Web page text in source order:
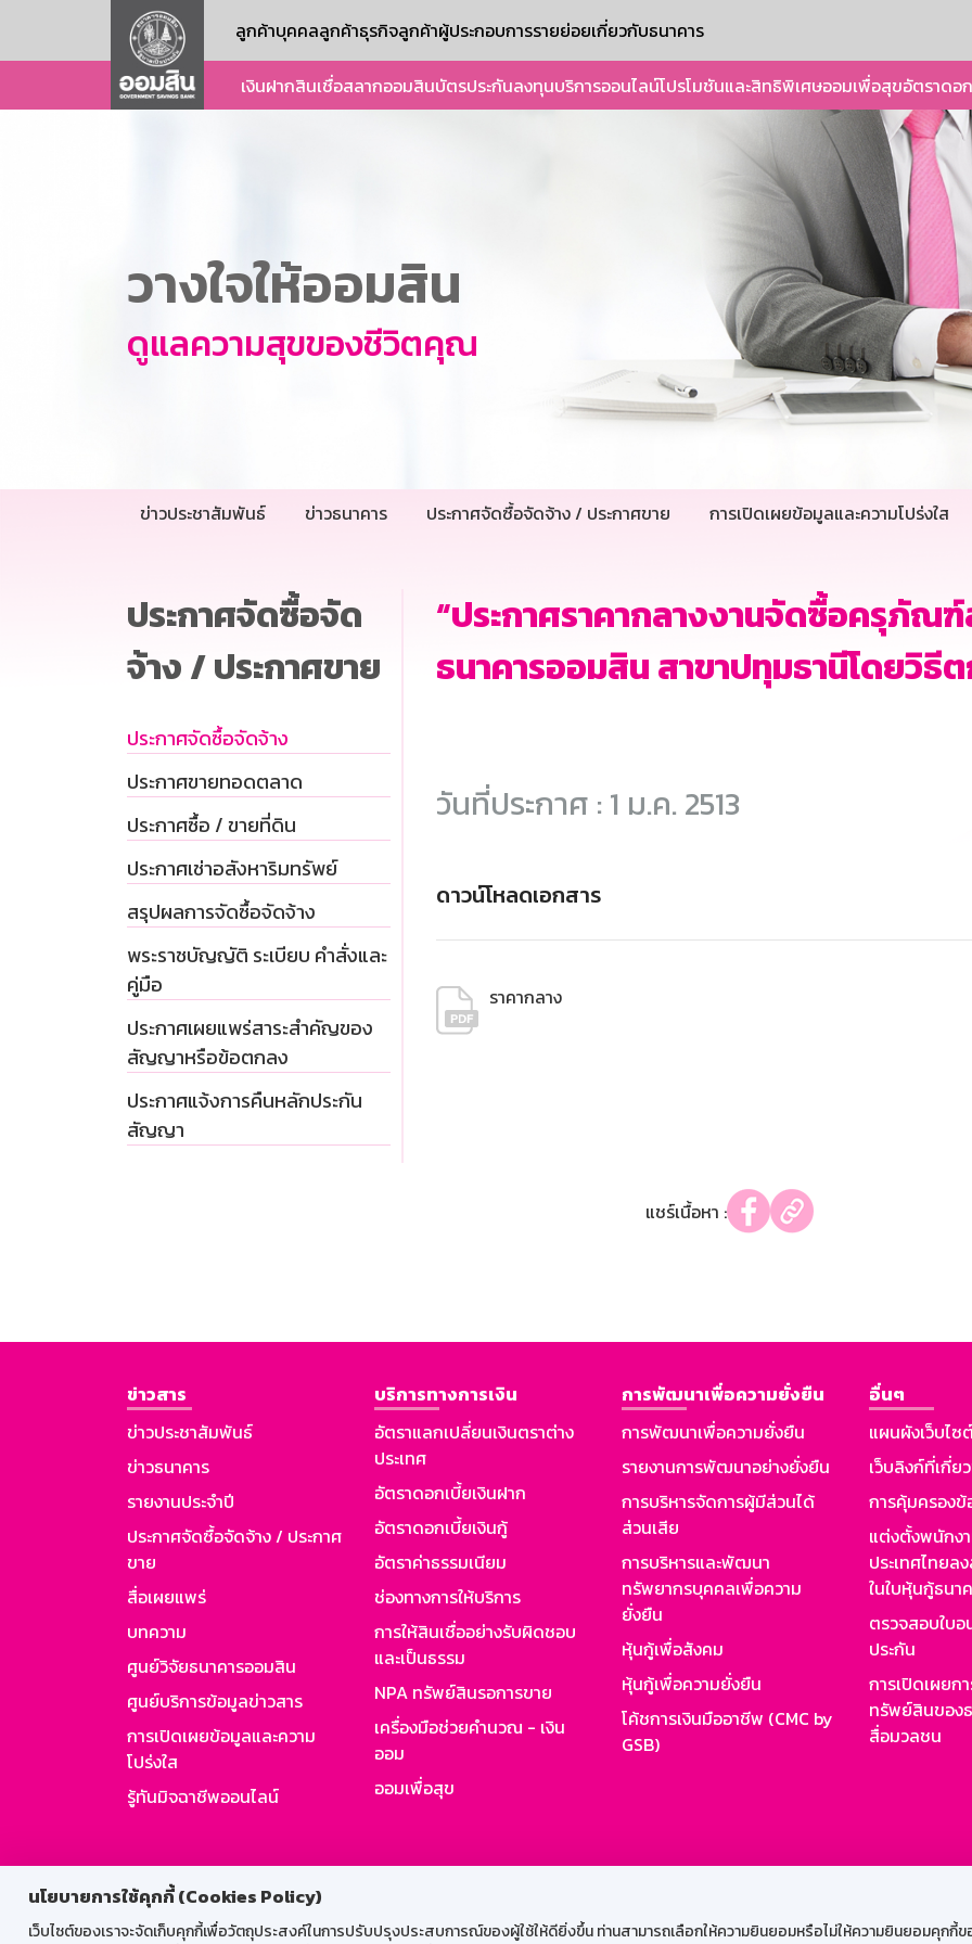
นโยบายการใช้คุกกี้ (Cookies Policy)
เว็บไซต์ของเราจะจัดเก็บคุกกี้เพื่อวัตถุประสงค์ในการปรับปรุงประสบการณ์ของผู้ใช้ให้ดียิ่งขึ้น ท่านสามารถเลือกให้ความยินยอมหรือไม่ให้ความยินยอมคุกกี้ข
ลูกค้าบุคคลลูกค้าธุรกิจลูกค้าผู้ประกอบการรายย่อยเกี่ยวกับธนาคาร
เงินฝากสินเชื่อสลากออมสินบัตรประกันลงทุนบริการออนไลน์โปรโมชันและสิทธิพิเศษออมเพื่อสุขอัตราดอ
วางใจให้ออมสิน
ดูแลความสุขของชีวิตคุณ
ข่าวประชาสัมพันธ์ ข่าวธนาคาร ประกาศจัดซื้อจัดจ้าง / ประกาศขาย การเปิดเผยข้อมูลและความโปร่งใส
ประกาศจัดซื้อจัด
จ้าง / ประกาศขาย
ประกาศจัดซื้อจัดจ้าง
ประกาศขายทอดตลาด
ประกาศซื้อ / ขายที่ดิน
ประกาศเช่าอสังหาริมทรัพย์
สรุปผลการจัดซื้อจัดจ้าง
พระราชบัญญัติ ระเบียบ คำสั่งและ
คู่มือ
ประกาศเผยแพร่สาระสำคัญของ
สัญญาหรือข้อตกลง
ประกาศแจ้งการคืนหลักประกัน
สัญญา
“ประกาศราคากลางงานจัดซื้อครุภัณฑ์
ธนาคารออมสิน สาขาปทุมธานีโดยวิธีต
วันที่ประกาศ : 1 ม.ค. 2513
ดาวน์โหลดเอกสาร
ราคากลาง
แชร์เนื้อหา :
ข่าวสาร
ข่าวประชาสัมพันธ์
ข่าวธนาคาร
รายงานประจำปี
ประกาศจัดซื้อจัดจ้าง / ประกาศ
ขาย
สื่อเผยแพร่
บทความ
ศูนย์วิจัยธนาคารออมสิน
ศูนย์บริการข้อมูลข่าวสาร
การเปิดเผยข้อมูลและความ
โปร่งใส
รู้ทันมิจฉาชีพออนไลน์
บริการทางการเงิน
อัตราแลกเปลี่ยนเงินตราต่าง
ประเทศ
อัตราดอกเบี้ยเงินฝาก
อัตราดอกเบี้ยเงินกู้
อัตราค่าธรรมเนียม
ช่องทางการให้บริการ
การให้สินเชื่ออย่างรับผิดชอบ
และเป็นธรรม
NPA ทรัพย์สินรอการขาย
เครื่องมือช่วยคำนวณ - เงิน
ออม
ออมเพื่อสุข
การพัฒนาเพื่อความยั่งยืน
การพัฒนาเพื่อความยั่งยืน
รายงานการพัฒนาอย่างยั่งยืน
การบริหารจัดการผู้มีส่วนได้
ส่วนเสีย
การบริหารและพัฒนา
ทรัพยากรบุคคลเพื่อความ
ยั่งยืน
หุ้นกู้เพื่อสังคม
หุ้นกู้เพื่อความยั่งยืน
โค้ชการเงินมืออาชีพ (CMC by
GSB)
อื่นๆ
แผนผังเว็บไซ
เว็บลิงก์ที่เกี่ย
การคุ้มครอง
แต่งตั้งพนักง
ประเทศไทยล
ในใบหุ้นกู้ธนา
ตรวจสอบใบ
ประกัน
การเปิดเผยก
ทรัพย์สินของ
สื่อมวลชน